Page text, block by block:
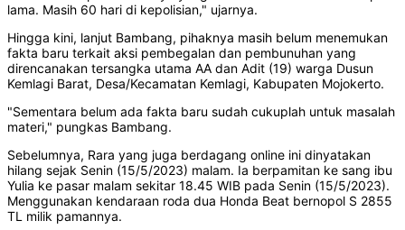
lama. Masih 60 hari di kepolisian," ujarnya.
Hingga kini, lanjut Bambang, pihaknya masih belum menemukan
fakta baru terkait aksi pembegalan dan pembunuhan yang
direncanakan tersangka utama AA dan Adit (19) warga Dusun
Kemlagi Barat, Desa/Kecamatan Kemlagi, Kabupaten Mojokerto.
"Sementara belum ada fakta baru sudah cukuplah untuk masalah
materi," pungkas Bambang.
Sebelumnya, Rara yang juga berdagang online ini dinyatakan
hilang sejak Senin (15/5/2023) malam. Ia berpamitan ke sang ibu
Yulia ke pasar malam sekitar 18.45 WIB pada Senin (15/5/2023).
Menggunakan kendaraan roda dua Honda Beat bernopol S 2855
TL milik pamannya.